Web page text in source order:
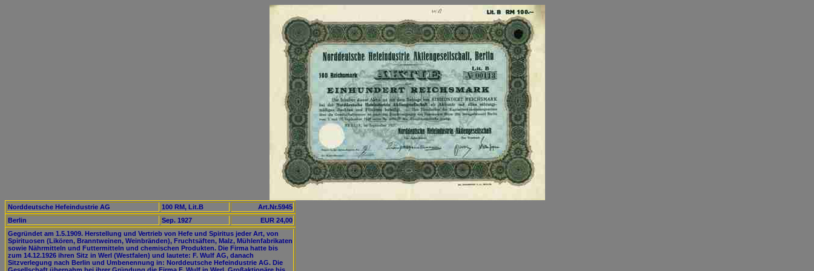
Norddeutsche Hefeindustrie AG 100 RM, Lit.B
Art.Nr.5945
Berlin
Sep. 1927
EUR 24,00
Gegründet am 1.5.1909. Herstellung und Vertrieb von Hefe und Spiritus jeder Art, von
Spirituosen (Likören, Branntweinen, Weinbränden), Fruchtsäften, Malz, Mühlenfabrikaten
sowie Nährmitteln und Futtermitteln und chemischen Produkten. Die Firma hatte bis
zum 14.12.1926 ihren Sitz in Werl (Westfalen) und lautete: F. Wulf AG, danach
Sitzverlegung nach Berlin und Umbenennung in: Norddeutsche Hefeindustrie AG. Die